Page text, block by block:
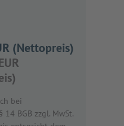
(Nettopreis)
bei
BGB zzgl. MwSt.